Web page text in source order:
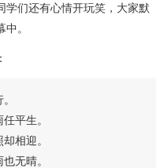
学们还有心情开玩笑，大家默
。
平生。
相迎。
无晴。